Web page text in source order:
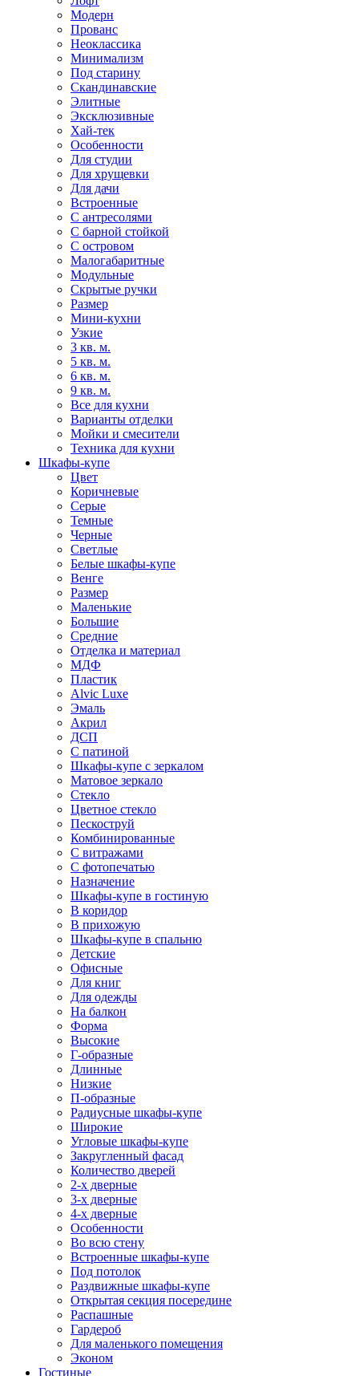
Модерн
Прованс
Неоклассика
Минимализм
Под старину
Скандинавские
Элитные
Эксклюзивные
Хай-тек
Особенности
Для студии
Для хрущевки
Для дачи
Встроенные
С антресолями
С барной стойкой
С островом
Малогабаритные
Модульные
Скрытые ручки
Размер
Мини-кухни
Узкие
3 кв. м.
5 кв. м.
6 кв. м.
9 кв. м.
Все для кухни
Варианты отделки
Мойки и смесители
Техника для кухни
Шкафы-купе
Цвет
Коричневые
Серые
Темные
Черные
Светлые
Белые шкафы-купе
Венге
Размер
Маленькие
Большие
Средние
Отделка и материал
МДФ
Пластик
Alvic Luxe
Эмаль
Акрил
ДСП
С патиной
Шкафы-купе с зеркалом
Матовое зеркало
Стекло
Цветное стекло
Пескоструй
Комбинированные
С витражами
С фотопечатью
Назначение
Шкафы-купе в гостиную
В коридор
В прихожую
Шкафы-купе в спальню
Детские
Офисные
Для книг
Для одежды
На балкон
Форма
Высокие
Г-образные
Длинные
Низкие
П-образные
Радиусные шкафы-купе
Широкие
Угловые шкафы-купе
Закругленный фасад
Количество дверей
2-х дверные
3-х дверные
4-х дверные
Особенности
Во всю стену
Встроенные шкафы-купе
Под потолок
Раздвижные шкафы-купе
Открытая секция посередине
Распашные
Гардероб
Для маленького помещения
Эконом
Гостиные